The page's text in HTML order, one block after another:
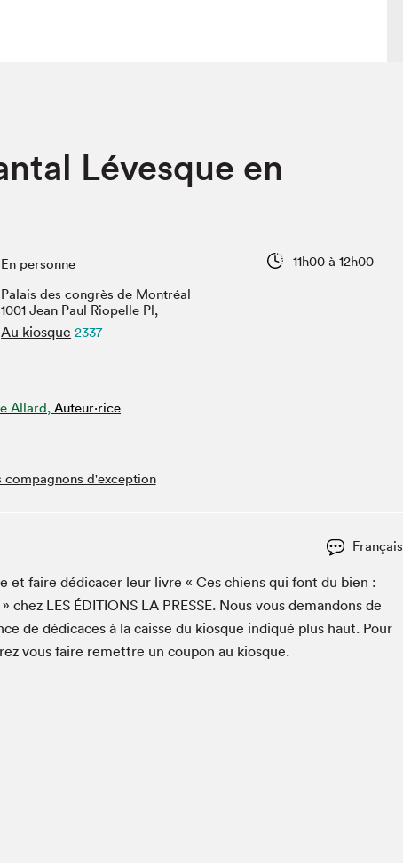
Programmation dans la ville
Programmation en ligne
Espace ado | Lis-moi MTL
La cabane à culture
Matinées scolaires Hydro-Québec
Narra
Vitrine du Festival littéraire international Metropolis
bleu au SLM
Lévesque en
En personne
11h00 à 12h00
Palais des congrès de Montréal
1001 Jean Paul Riopelle Pl,
Au kiosque 2337
Allard, Auteur·rice
compagnons d'exception
Français
et faire dédi­cac­er leur livre « Ces chiens qui font du bien :
chez LES ÉDI­TIONS LA PRESSE. Nous vous deman­dons de
de dédi­caces à la caisse du kiosque indiqué plus haut. Pour
vous faire remet­tre un coupon au kiosque.